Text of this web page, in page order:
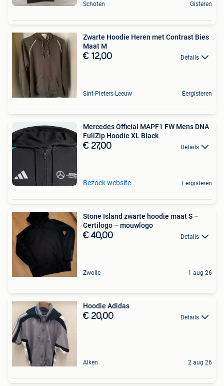
Schoten Gisteren
Zwarte Hoodie Heren met Contrast Bies
Maat M
€ 12,00 Details
Sint-Pieters-Leeuw Eergisteren
Mercedes Official MAPF1 FW Mens DNA
FullZip Hoodie XL Black
€ 27,00 Details
Bezoek website Eergisteren
Stone Island zwarte hoodie maat S –
Certilogo – mouwlogo
€ 40,00 Details
Zwolle 1 aug 26
Hoodie Adidas
€ 20,00 Details
Alken 2 aug 26